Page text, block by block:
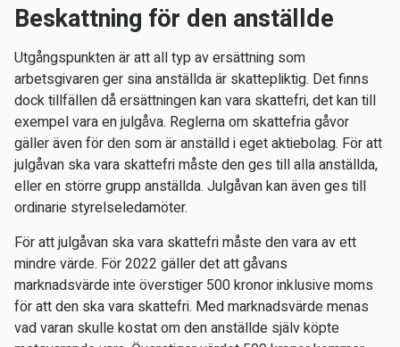
Beskattning för den anställde
Utgångspunkten är att all typ av ersättning som
arbetsgivaren ger sina anställda är skattepliktig. Det finns
dock tillfällen då ersättningen kan vara skattefri, det kan till
exempel vara en julgåva. Reglerna om skattefria gåvor
gäller även för den som är anställd i eget aktiebolag. För att
julgåvan ska vara skattefri måste den ges till alla anställda,
eller en större grupp anställda. Julgåvan kan även ges till
ordinarie styrelseledamöter.
För att julgåvan ska vara skattefri måste den vara av ett
mindre värde. För 2022 gäller det att gåvans
marknadsvärde inte överstiger 500 kronor inklusive moms
för att den ska vara skattefri. Med marknadsvärde menas
vad varan skulle kostat om den anställde själv köpte